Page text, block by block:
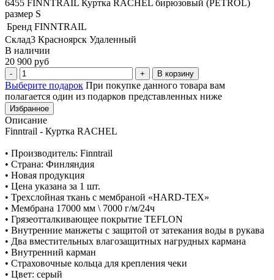
6455 FINNTRAIL Куртка RACHEL бирюзовый (PETROL)
размер S
Бренд FINNTRAIL
Склад3 Красноярск Удаленный
В наличии
20 900 руб
В корзину
Выберите подарок При покупке данного товара вам
полагается один из подарков представленных ниже
Избранное
Описание
Finntrail - Куртка RACHEL
• Производитель: Finntrail
• Страна: Финляндия
• Новая продукция
• Цена указана за 1 шт.
• Трехслойная ткань с мембраной «HARD-TEX»
• Мембрана 17000 мм \ 7000 г/м/24ч
• Грязеотталкивающее покрытие TEFLON
• Внутренние манжеты с защитой от затекания воды в рукава
• Два вместительных влагозащитных нагрудных кармана
• Внутренний карман
• Страховочные кольца для крепления чеки
• Цвет: серый